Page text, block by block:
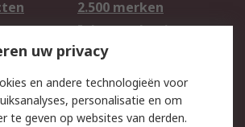
2.500 merken
Inkoopoplossingen
Technisch advies
uw privacy
en andere technologieën voor
personalisatie en om
te geven op websites van derden.